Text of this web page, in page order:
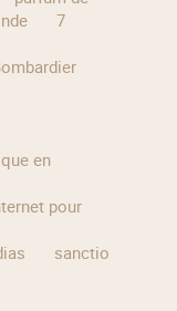
7
en
pour
sanction